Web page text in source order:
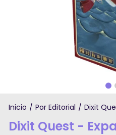
Inicio / Por Editorial / Dixit
Dixit Quest -